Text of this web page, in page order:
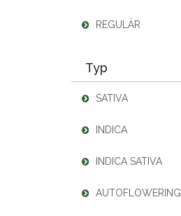
REGULÄR
Typ
SATIVA
INDICA
INDICA SATIVA
AUTOFLOWERING